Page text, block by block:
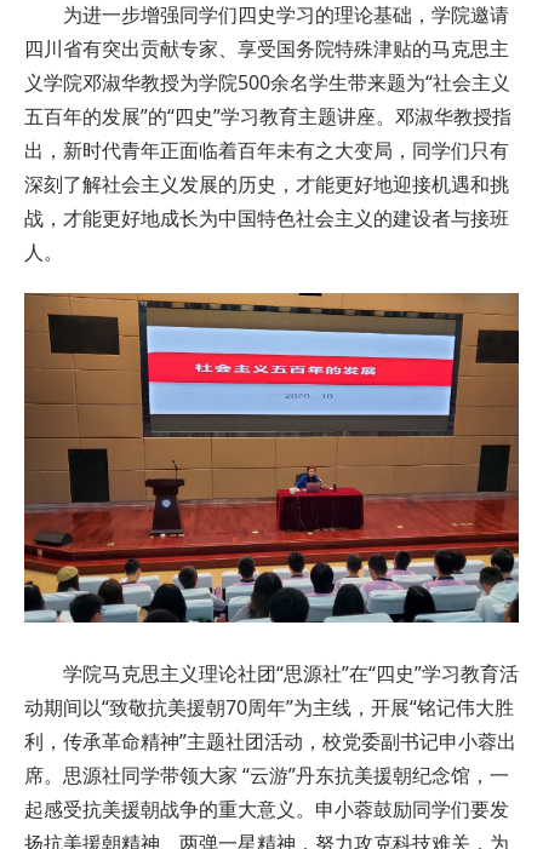
为进一步增强同学们四史学习的理论基础，学院邀请
四川省有突出贡献专家、享受国务院特殊津贴的马克思主
义学院邓淑华教授为学院500余名学生带来题为“社会主义
五百年的发展”的“四史”学习教育主题讲座。邓淑华教授指
出，新时代青年正面临着百年未有之大变局，同学们只有
深刻了解社会主义发展的历史，才能更好地迎接机遇和挑
战，才能更好地成长为中国特色社会主义的建设者与接班
人。
学院马克思主义理论社团“思源社”在“四史”学习教育活
动期间以“致敬抗美援朝70周年”为主线，开展“铭记伟大胜
利，传承革命精神”主题社团活动，校党委副书记申小蓉出
席。思源社同学带领大家 “云游”丹东抗美援朝纪念馆，一
起感受抗美援朝战争的重大意义。申小蓉鼓励同学们要发
扬抗美援朝精神、两弹一星精神，努力攻克科技难关，为